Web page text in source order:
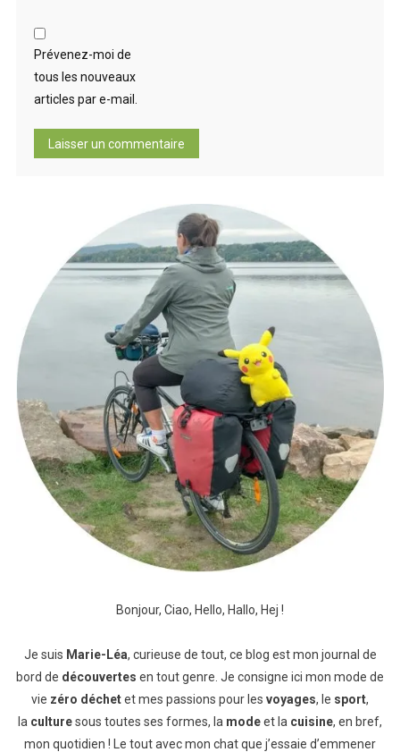
Prévenez-moi de
tous les nouveaux
articles par e-mail.
Bonjour, Ciao, Hello, Hallo, Hej !
Je suis Marie-Léa, curieuse de tout, ce blog est mon journal de
bord de découvertes en tout genre. Je consigne ici mon mode de
vie zéro déchetet mes passions pour les voyages, le sport,
la culturesous toutes ses formes, la modeet la cuisine, en bref,
mon quotidien ! Le tout avec mon chat que j’essaie d’emmener